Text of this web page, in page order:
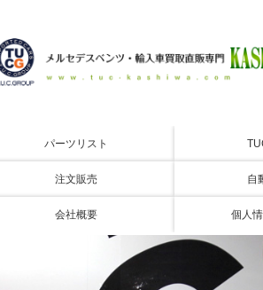
パーツリスト
注文販売 自
会社概要 個人